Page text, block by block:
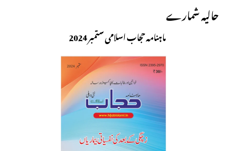
حالیہ شمارے
ماہنامہ حجاب اسلامی ستمبر 2024